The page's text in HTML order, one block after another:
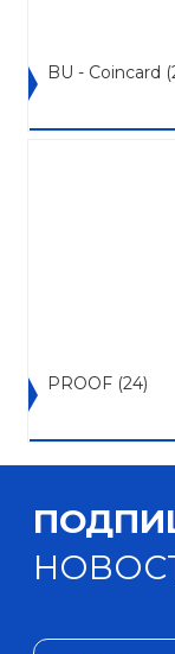
BU - Coincard
PROOF (24)